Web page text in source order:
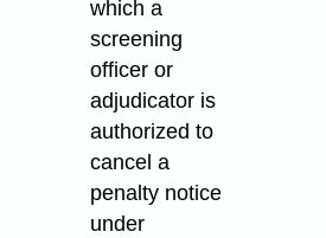
which a
screening
officer or
adjudicator is
authorized to
cancel a
penalty notice
under